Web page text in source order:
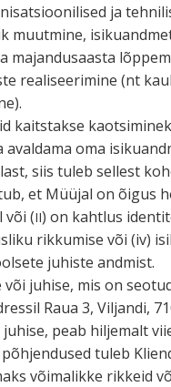
ja
muutmine,
majan­dus­aasta
reali­see­rimine (nt
kaits­takse
avaldama oma
siis tuleb sellest
et Müüjal on õigus
või (II) on kahtlus
rikkumise või (iv)
juhiste andmist.
juhise, mis on
Raua 3, Viljandi,
peab hiljemalt
tuleb
võima­likke rikkeid